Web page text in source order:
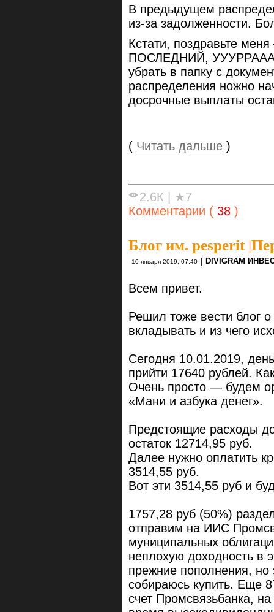
В предыдущем
из-за задолженности.
Кстати, поздравьте
ПОСЛЕДНИЙ,
убрать в папку с
распределения ножно
досрочные выплаты
( Читать дальше )
2.6К
★7
Комментарии ( 38 )
Блог им. pesperit|
10 января 2019, 07:40 DIVIGRAM
Всем привет.
Решил тоже вести блог
вкладывать и из чего
Сегодня 10.01.2019,
прийти 17640 рублей.
Очень просто — будем
«Мани и азбука денег».
Предстоящие расходы
остаток 12714,95 руб.
Далее нужно оплатить
3514,55 руб.
Вот эти 3514,55 руб и
1757,28 руб (50%)
отправим на ИИС
муниципальных
неплохую доходность в
прежние пополнения, но
собираюсь купить. Еще
счет Промсвязьбанка,